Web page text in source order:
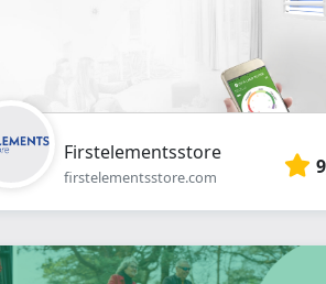
Firstelementsstore
firstelementsstore.com